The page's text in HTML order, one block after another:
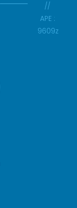
//
APE :
9609z